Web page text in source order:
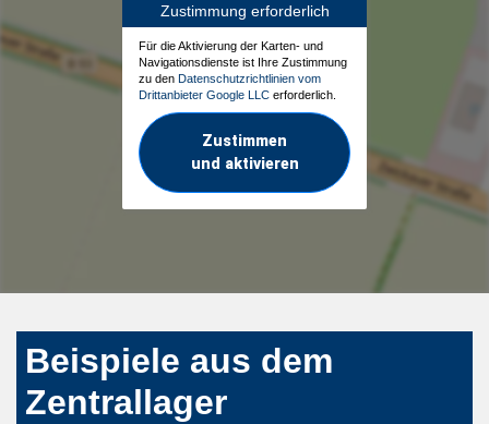
Zustimmung erforderlich
Für die Aktivierung der Karten- und
Navigationsdienste ist Ihre Zustimmung
zu den Datenschutzrichtlinien vom
Drittanbieter Google LLC erforderlich.
Zustimmen
und aktivieren
Beispiele aus dem
Zentrallager